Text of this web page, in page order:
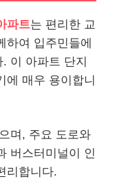
파트는 편리한 교
하여 입주민들에
이 아파트 단지
에 매우 용이합니
며, 주요 도로와
버스터미널이 인
리합니다.